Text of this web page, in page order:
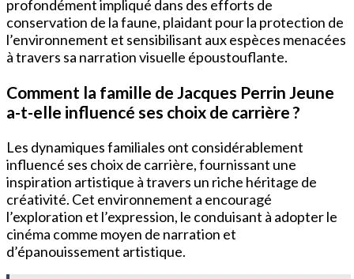
profondément impliqué dans des efforts de
conservation de la faune, plaidant pour la protection de
l’environnement et sensibilisant aux espèces menacées
à travers sa narration visuelle époustouflante.
Comment la famille de Jacques Perrin Jeune
a-t-elle influencé ses choix de carrière ?
Les dynamiques familiales ont considérablement
influencé ses choix de carrière, fournissant une
inspiration artistique à travers un riche héritage de
créativité. Cet environnement a encouragé
l’exploration et l’expression, le conduisant à adopter le
cinéma comme moyen de narration et
d’épanouissement artistique.